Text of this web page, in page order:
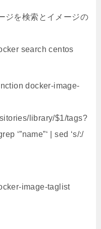
ジを検索とイメージの
search centos
docker-image-
library/$1/tags?
‘”name”‘ | sed ‘s/:/
image-taglist